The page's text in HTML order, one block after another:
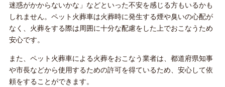
迷惑がかからないかな」などといった不安を感じる方もいるかも
しれません。ペット火葬車は火葬時に発生する煙や臭いの心配が
なく、火葬をする際は周囲に十分な配慮をした上でおこなうため
安心です。
また、ペット火葬車による火葬をおこなう業者は、都道府県知事
や市長などから使用するための許可を得ているため、安心して依
頼をすることができます。